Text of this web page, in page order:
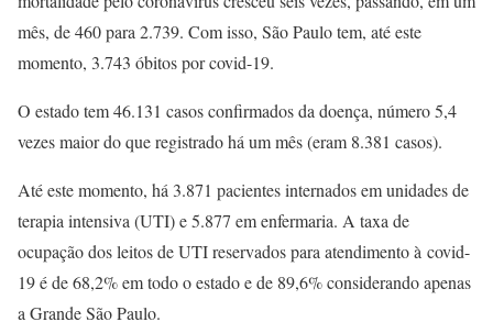
mês, de 460 para 2.739. Com isso, São Paulo tem, até este
momento, 3.743 óbitos por covid-19.
O estado tem 46.131 casos confirmados da doença, número 5,4
vezes maior do que registrado há um mês (eram 8.381 casos).
Até este momento, há 3.871 pacientes internados em unidades de
terapia intensiva (UTI) e 5.877 em enfermaria. A taxa de
ocupação dos leitos de UTI reservados para atendimento à covid-
19 é de 68,2% em todo o estado e de 89,6% considerando apenas
a Grande São Paulo.